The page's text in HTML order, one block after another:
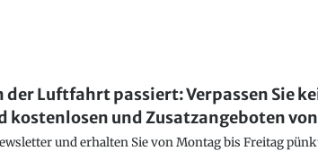
der Luftfahrt passiert: Verpassen Sie
kostenlosen und Zusatzangeboten von
und erhalten Sie von Montag bis Freitag